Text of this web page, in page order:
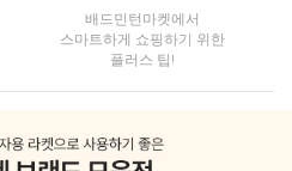
배드민턴마켓에서
스마트하게 쇼핑하기 위한
플러스 팁!